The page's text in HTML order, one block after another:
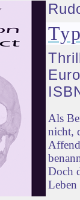
Als
nicht,
Doch
Leben